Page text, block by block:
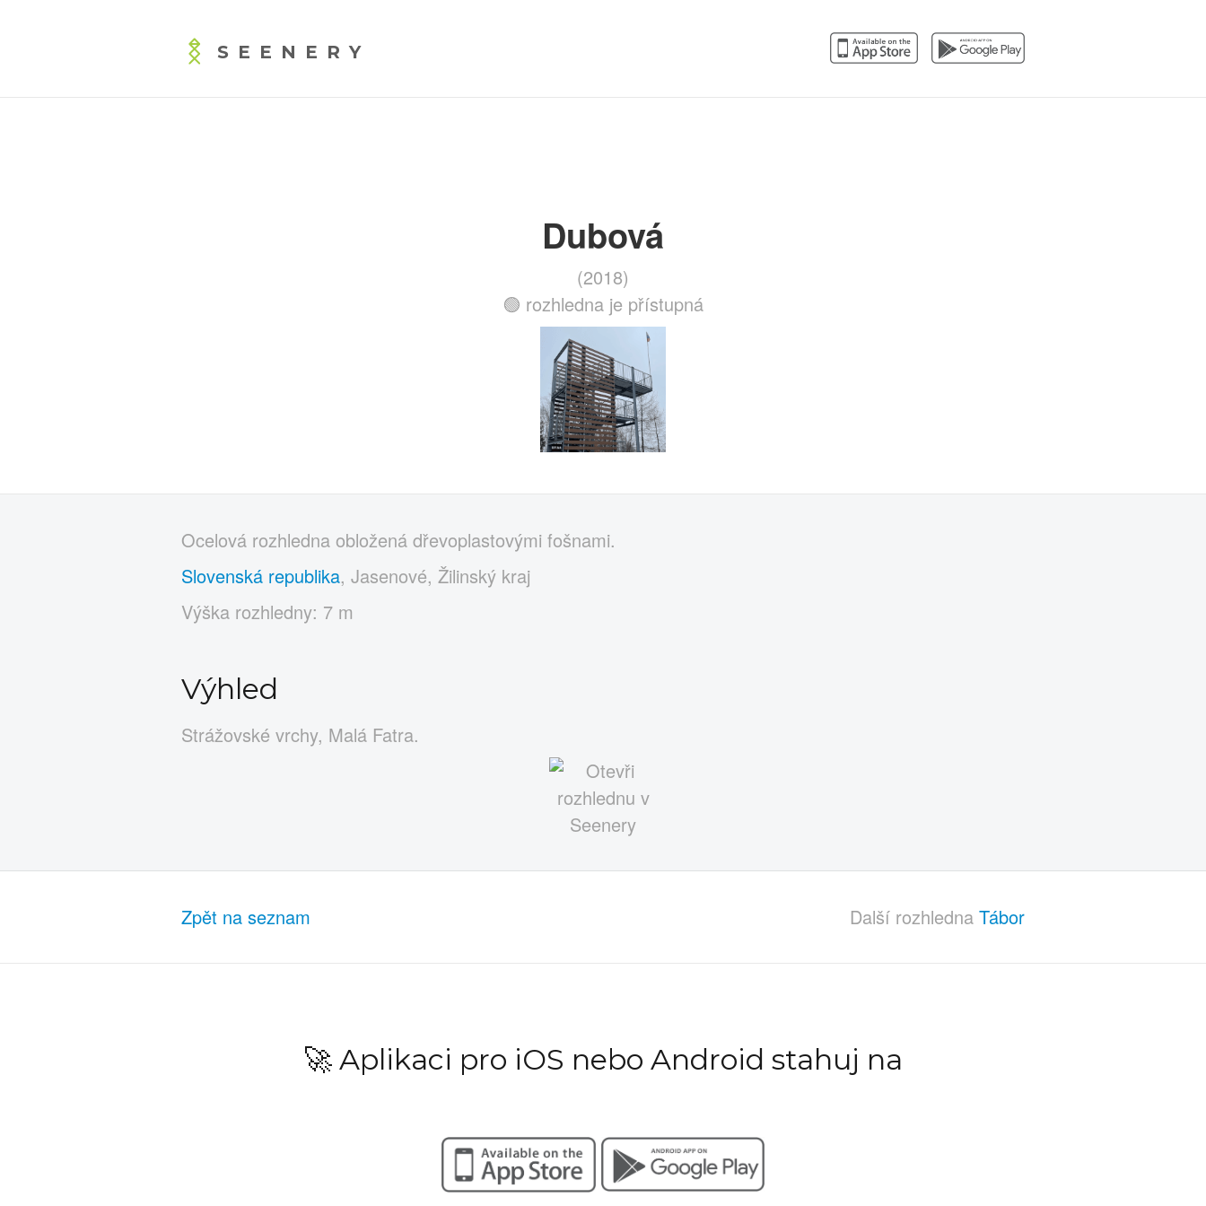
SEENERY
Dubová
(2018)
🟢 rozhledna je přístupná
Ocelová rozhledna obložená dřevoplastovými fošnami.
Slovenská republika, Jasenové, Žilinský kraj
Výška rozhledny: 7 m
Výhled
Strážovské vrchy, Malá Fatra.
Zpět na seznam Další rozhledna Tábor
🚀 Aplikaci pro iOS nebo Android stahuj na